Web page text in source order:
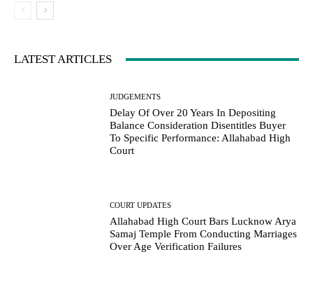
LATEST ARTICLES
JUDGEMENTS
Delay Of Over 20 Years In Depositing
Balance Consideration Disentitles Buyer
To Specific Performance: Allahabad High
Court
COURT UPDATES
Allahabad High Court Bars Lucknow Arya
Samaj Temple From Conducting Marriages
Over Age Verification Failures